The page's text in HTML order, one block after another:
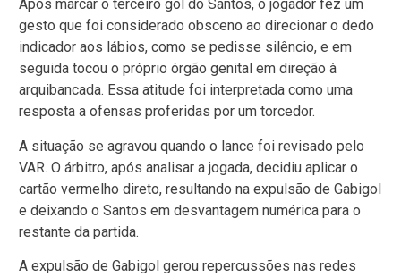
Após marcar o terceiro gol do Santos, o jogador fez um
gesto que foi considerado obsceno ao direcionar o dedo
indicador aos lábios, como se pedisse silêncio, e em
seguida tocou o próprio órgão genital em direção à
arquibancada. Essa atitude foi interpretada como uma
resposta a ofensas proferidas por um torcedor.
A situação se agravou quando o lance foi revisado pelo
VAR. O árbitro, após analisar a jogada, decidiu aplicar o
cartão vermelho direto, resultando na expulsão de Gabigol
e deixando o Santos em desvantagem numérica para o
restante da partida.
A expulsão de Gabigol gerou repercussões nas redes